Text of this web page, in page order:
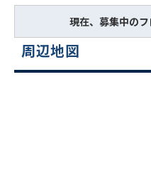
現在、募集中のフ
周辺地図